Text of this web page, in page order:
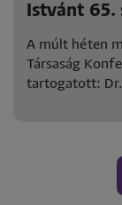
Istvánt 65.
A múlt héten
Társaság
tartogatott: Dr.